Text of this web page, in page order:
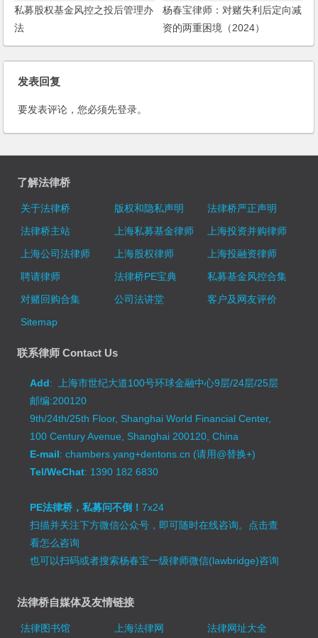
私募股权基金风控之投后管理办
法
杨春宝律师：对赌失利后定向减
资的两重困境（2024）
发表回复
要发表评论，您必须先登录。
了解法律桥
关于法律桥 版权和隐私声明
法律桥严正声明
法律桥主站
上海私募基金律师
上海投资并购律师
上海公司法律师
上海股权律师
上海投融资律师
聘请律师
法律桥PE宝典
私募基金风控合集
对赌回购合集
公司法讲堂
客户及网友评价
Sitemap
联系律师 Contact Us
Add: 上海市世纪大道100号环球金融中心9层/24层/25层
邮编:200120
9th/24th/25th Floor, Shanghai World Financial Center,
100 Century Avenue, Shanghai 200120, China
E-mail: chambers.yang+dentons.cn (请用@替换+)
Tel/WeChat: 1390 182 6830
PE法律桥，私募问不倒！7x24
扫描并关注下方微信公众号，即可随时在线咨询。 点击查
看怎么咨询
也可以扫码或者搜索杨春宝一级律师微信(lawbridge)咨询
法律桥自媒体及友情链接
法律图书馆 上海法律网
法律网址大全